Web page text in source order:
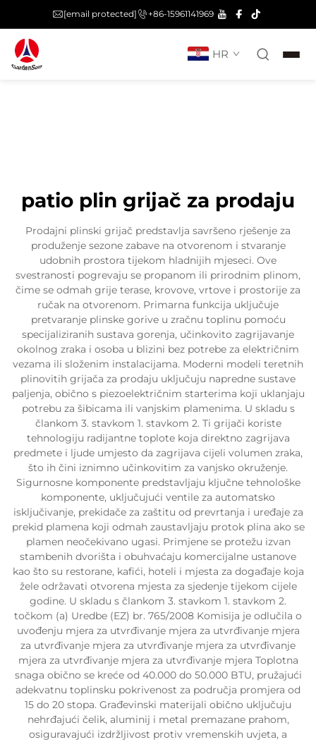
[email protected] +86-15961141969
HR
patio plin grijač za prodaju
Prodajni plinski grijač predstavlja savršeno rješenje za
produženje sezone zabave na otvorenom i stvaranje
udobnih prostora tijekom hladnijih mjeseci. Ove
svestranosti pogrevaju se propanom ili prirodnim plinom,
čime se odmah grije terase, krovove, vrtove i prostorije za
ručak na otvorenom. Primarna funkcija uključuje
pretvaranje plinske gorive u zračnu toplinu pomoću
specijaliziranih sustava gorenja, učinkovito zagrijavanje
okolnog zraka i osoba u blizini bez potrebe za električnim
vezama ili složenim instalacijama. Moderni modeli teretnih
plinovitih grijača za prodaju uključuju napredne sustave
paljenja, obično s piezoelektričnim starterima koji uklanjaju
potrebu za šibicama ili vanjskim plamenima. U skladu s
člankom 3. stavkom 1. stavkom 2. Ti grijači koriste
tehnologiju radijantne toplote koja direktno zagrijava
predmete i ljude umjesto da zagrijava cijeli volumen zraka,
što ih čini iznimno učinkovitim za vanjsko okruženje.
Sigurnosne komponente predstavljaju ključne tehnološke
komponente, uključujući ventile za automatsko
isključivanje, prekidače za zaštitu od prevrtanja i uređaje za
prekid plamena koji odmah zaustavljaju protok plina ako se
plamen neočekivano ugasi. Primjene se protežu izvan
stambenih dvorišta i obuhvaćaju komercijalne ustanove
kao što su restorane, kafići, hoteli i mjesta za događaje koja
žele održavati otvorena mjesta za sjedenje tijekom cijele
godine. U skladu s člankom 3. stavkom 1. stavkom 2.
točkom (a) Uredbe (EZ) br. 765/2008 Komisija je odlučila o
uvođenju mjera za utvrđivanje mjera za utvrđivanje mjera
za utvrđivanje mjera za utvrđivanje mjera za utvrđivanje
mjera za utvrđivanje mjera za utvrđivanje mjera Toplotna
snaga obično se kreće od 40.000 do 50.000 BTU, pružajući
adekvatnu toplinsku pokrivenost za područja promjera od
15 do 20 stopa. Građevinski materijali obično uključuju
nehrđajući čelik, aluminij i metal premazane prahom,
osiguravajući izdržljivost protiv vremenskih uvjeta, a